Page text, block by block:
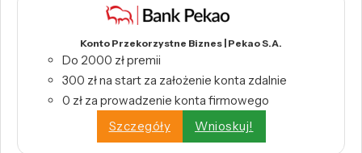
Konto Przekorzystne Biznes | Pekao S.A.
Do 2000 zł premii
300 zł na start za założenie konta zdalnie
0 zł za prowadzenie konta firmowego
Szczegóły
Wnioskuj!